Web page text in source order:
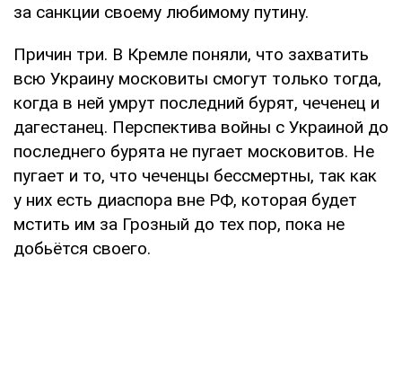
за санкции своему любимому путину.
Причин три. В Кремле поняли, что захватить
всю Украину московиты смогут только тогда,
когда в ней умрут последний бурят, чеченец и
дагестанец. Перспектива войны с Украиной до
последнего бурята не пугает московитов. Не
пугает и то, что чеченцы бессмертны, так как
у них есть диаспора вне РФ, которая будет
мстить им за Грозный до тех пор, пока не
добьётся своего.